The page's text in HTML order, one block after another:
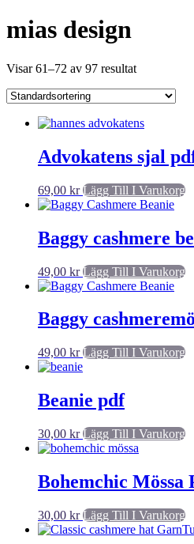
mias design
Visar 61–72 av 97 resultat
Advokatens sjal
69,00 kr Lägg Till I Varukorg
Baggy cashmere
49,00 kr Lägg Till I Varukorg
Baggy
49,00 kr Lägg Till I Varukorg
Beanie pdf
30,00 kr Lägg Till I Varukorg
Bohemchic Mössa
30,00 kr Lägg Till I Varukorg